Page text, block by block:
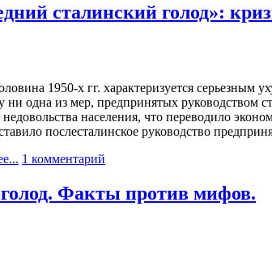
сталинский голод»:
1950-х гг. характеризуется
ни одна из мер, предпринятых руководством
недовольства населения, что переводило
послесталинское руководство
1 комментарий
Факты против мифов.